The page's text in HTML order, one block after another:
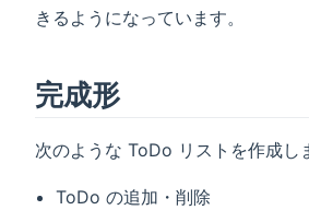
きるようになっています。
完成形
次のような ToDo リストを作成し
ToDo の追加・削除